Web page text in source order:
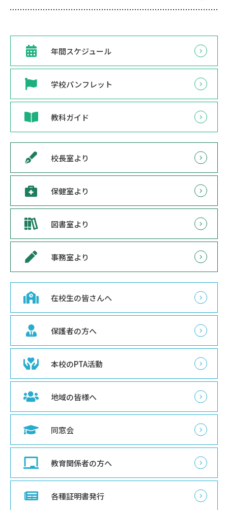
年間スケジュール
学校パンフレット
教科ガイド
校長室より
保健室より
図書室より
事務室より
在校生の皆さんへ
保護者の方へ
本校のPTA活動
地域の皆様へ
同窓会
教育関係者の方へ
各種証明書発行